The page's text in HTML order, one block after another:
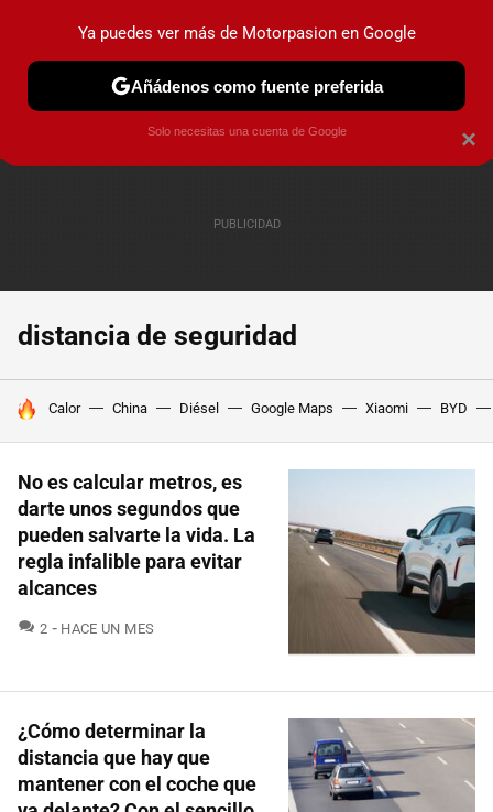
PRUEBAS COCHES ELÉCTRICOS OBSERVATORIO
distancia de seguridad
HOY SE HABLA DE
Calor China Diésel Google Maps Xiaomi BYD
No es calcular metros, es
darte unos segundos que
pueden salvarte la vida. La
regla infalible para evitar
alcances
2 COMENTARIOS
HACE UN MES
¿Cómo determinar la
distancia que hay que
mantener con el coche que
×
Ya puedes ver más de Motorpasion en Google
Añádenos como fuente preferida
Solo necesitas una cuenta de Google